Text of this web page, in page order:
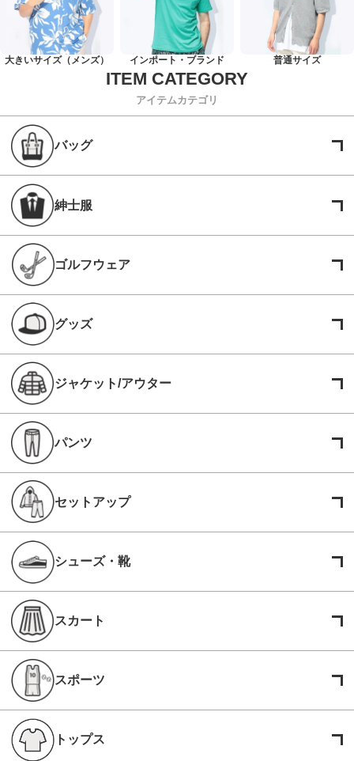
大きいサイズ（メンズ） インポート・ブランド 普通サイズ
アイテムカテゴリ
バッグ
紳士服
ゴルフウェア
グッズ
ジャケット/アウター
パンツ
セットアップ
シューズ・靴
スカート
スポーツ
トップス